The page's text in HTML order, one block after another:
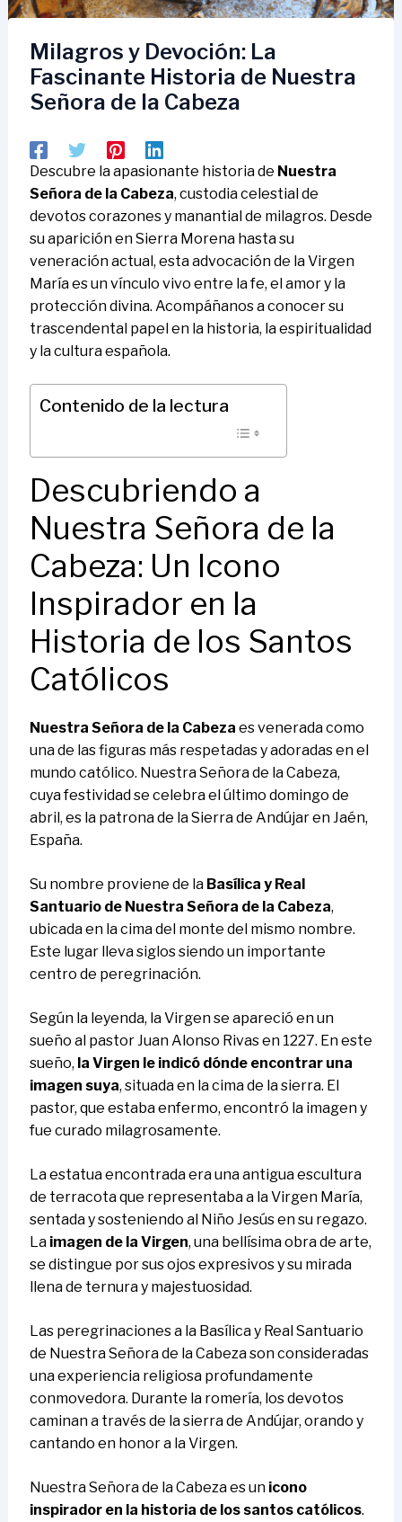
Milagros y Devoción: La
Fascinante Historia de Nuestra
Señora de la Cabeza
Descubre la apasionante historia de Nuestra
Señora de la Cabeza, custodia celestial de
devotos corazones y manantial de milagros. Desde
su aparición en Sierra Morena hasta su
veneración actual, esta advocación de la Virgen
María es un vínculo vivo entre la fe, el amor y la
protección divina. Acompáñanos a conocer su
trascendental papel en la historia, la espiritualidad
y la cultura española.
Contenido de la lectura
Descubriendo a
Nuestra Señora de la
Cabeza: Un Icono
Inspirador en la
Historia de los Santos
Católicos
Nuestra Señora de la Cabeza es venerada como
una de las figuras más respetadas y adoradas en el
mundo católico. Nuestra Señora de la Cabeza,
cuya festividad se celebra el último domingo de
abril, es la patrona de la Sierra de Andújar en Jaén,
España.
Su nombre proviene de la Basílica y Real
Santuario de Nuestra Señora de la Cabeza,
ubicada en la cima del monte del mismo nombre.
Este lugar lleva siglos siendo un importante
centro de peregrinación.
Según la leyenda, la Virgen se apareció en un
sueño al pastor Juan Alonso Rivas en 1227. En este
sueño, la Virgen le indicó dónde encontrar una
imagen suya, situada en la cima de la sierra. El
pastor, que estaba enfermo, encontró la imagen y
fue curado milagrosamente.
La estatua encontrada era una antigua escultura
de terracota que representaba a la Virgen María,
sentada y sosteniendo al Niño Jesús en su regazo.
La imagen de la Virgen, una bellísima obra de arte,
se distingue por sus ojos expresivos y su mirada
llena de ternura y majestuosidad.
Las peregrinaciones a la Basílica y Real Santuario
de Nuestra Señora de la Cabeza son consideradas
una experiencia religiosa profundamente
conmovedora. Durante la romería, los devotos
caminan a través de la sierra de Andújar, orando y
cantando en honor a la Virgen.
Nuestra Señora de la Cabeza es un icono
inspirador en la historia de los santos católicos.